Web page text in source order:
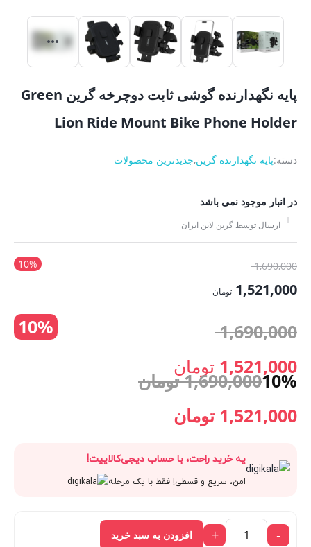
پایه نگهدارنده گوشی ثابت دوچرخه گرین Green
Lion Ride Mount Bike Phone Holder
دسته:پایه نگهدارنده گرین,جدیدترین محصولات
در انبار موجود نمی باشد
ارسال توسط گرین لاین ایران
10% 1,690,000قیمت
اصلی:
بود.
1,521,000 تومان
فعلی:
10% 1,690,000
اصلی: 1,521,000 تومان
1,521,000 تومان.
10%
1,690,000 تومان
قیمت
1,690,000 تومان
بود.
1,521,000 تومان
فعلی:
1,521,000 تومان.
یه خرید راحت، با حساب دیجی‌کالاییت!
امن، سریع و قسطی! فقط با یک مرحله
-
+ افزودن به سبد خرید